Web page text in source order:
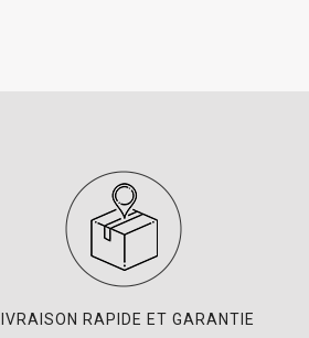
LIVRAISON RAPIDE ET GARANTIE